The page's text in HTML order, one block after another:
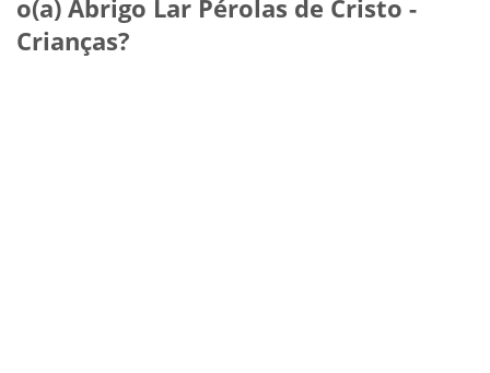
o(a) Abrigo Lar Pérolas de Cristo -
Crianças?